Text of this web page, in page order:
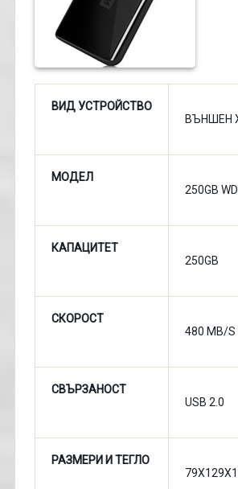
ВИД УСТРОЙСТВО
ВЪНШЕН
МОДЕЛ
250GB
КАПАЦИТЕТ
250GB
СКОРОСТ
480 MB/S
СВЪРЗАНОСТ
USB 2.0
РАЗМЕРИ И ТЕГЛО